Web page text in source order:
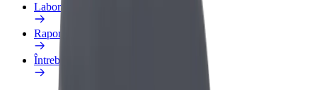
Laboratorul de siguranță
Raportează o problemă
Întrebări frecvente